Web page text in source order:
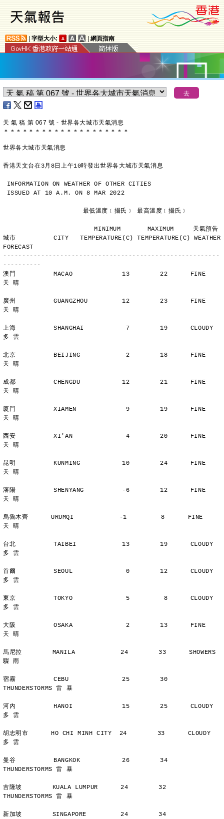
字型大小: 網頁指南
天 氣 稿 第 067 號 - 世界各大城市天氣消息
＊ ＊ ＊ ＊ ＊ ＊ ＊ ＊ ＊ ＊ ＊ ＊ ＊ ＊ ＊ ＊ ＊ ＊ ＊ ＊
世界各大城市天氣消息
香港天文台在3月8日上午10時發出世界各大城市天氣消息
INFORMATION ON WEATHER OF OTHER CITIES
ISSUED AT 10 A.M. ON 8 MAR 2022
                     最低溫度﹝攝氏﹞ 最高溫度﹝攝氏﹞
                        MINIMUM       MAXIMUM     天氣預告
城市          CITY   TEMPERATURE(C) TEMPERATURE(C) WEATHER
FORECAST
---------------------------------------------------------
----------
澳門          MACAO             13        22      FINE
天 晴
廣州          GUANGZHOU         12        23      FINE
天 晴
上海          SHANGHAI           7        19      CLOUDY
多 雲
北京          BEIJING            2        18      FINE
天 晴
成都          CHENGDU           12        21      FINE
天 晴
廈門          XIAMEN             9        19      FINE
天 晴
西安          XI'AN              4        20      FINE
天 晴
昆明          KUNMING           10        24      FINE
天 晴
瀋陽          SHENYANG          -6        12      FINE
天 晴
烏魯木齊      URUMQI            -1         8      FINE
天 晴
台北          TAIBEI            13        19      CLOUDY
多 雲
首爾          SEOUL              0        12      CLOUDY
多 雲
東京          TOKYO              5         8      CLOUDY
多 雲
大阪          OSAKA              2        13      FINE
天 晴
馬尼拉        MANILA            24        33      SHOWERS
驟 雨
宿霧          CEBU              25        30
THUNDERSTORMS 雷 暴
河內          HANOI             15        25      CLOUDY
多 雲
胡志明市      HO CHI MINH CITY  24        33      CLOUDY
多 雲
曼谷          BANGKOK           26        34
THUNDERSTORMS 雷 暴
吉隆坡        KUALA LUMPUR      24        32
THUNDERSTORMS 雷 暴
新加坡        SINGAPORE         24        34